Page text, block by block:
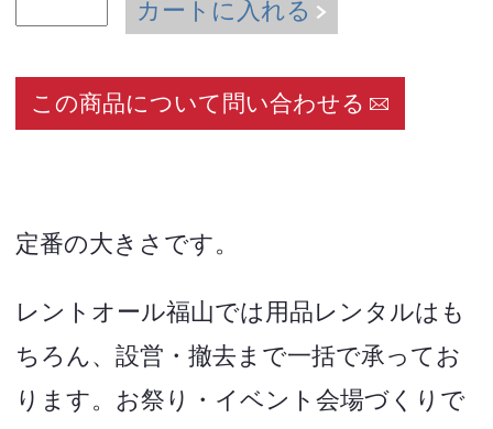
カートに入れる
この商品について問い合わせる
定番の大きさです。
レントオール福山では用品レンタルはも
ちろん、設営・撤去まで一括で承ってお
ります。お祭り・イベント会場づくりで